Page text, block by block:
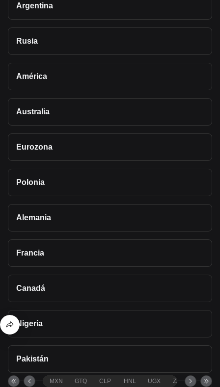
Argentina
Rusia
América
Australia
Eurozona
Polonia
Alemania
Francia
Canadá
Nigeria
Pakistán
MXN GTQ CLP HNL UGX ZAR TND